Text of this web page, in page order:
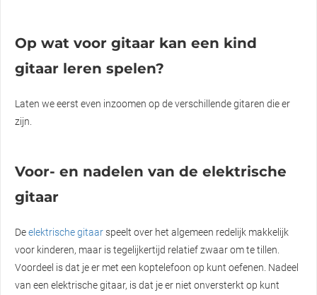
Op wat voor gitaar kan een kind
gitaar leren spelen?
Laten we eerst even inzoomen op de verschillende gitaren die er
zijn.
Voor- en nadelen van de elektrische
gitaar
Deelektrische gitaarspeelt over het algemeen redelijk makkelijk
voor kinderen, maar is tegelijkertijd relatief zwaar om te tillen.
Voordeel is dat je er met een koptelefoon op kunt oefenen. Nadeel
van een elektrische gitaar, is dat je er niet onversterkt op kunt